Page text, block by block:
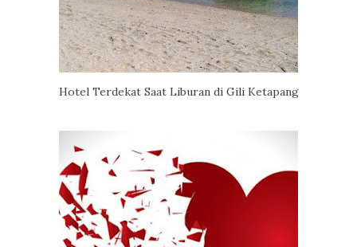
Hotel Terdekat Saat Liburan di Gili Ketapang